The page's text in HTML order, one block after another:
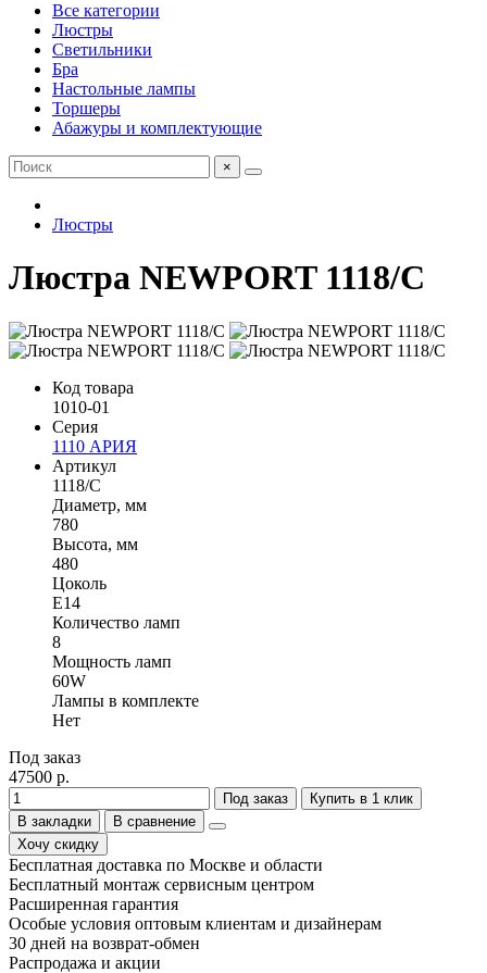
Все категории
Люстры
Светильники
Бра
Настольные лампы
Торшеры
Абажуры и комплектующие
×
Люстры
Люстра NEWPORT 1118/C
Код товара
1010-01
Серия
1110 АРИЯ
Артикул
1118/C
Диаметр, мм
780
Высота, мм
480
Цоколь
Е14
Количество ламп
8
Мощность ламп
60W
Лампы в комплекте
Нет
Под заказ
47500 р.
Под заказ
Купить в 1 клик
В закладки
В сравнение
Хочу скидку
Бесплатная доставка по Москве и области
Бесплатный монтаж сервисным центром
Расширенная гарантия
Особые условия оптовым клиентам и дизайнерам
30 дней на возврат-обмен
Распродажа и акции